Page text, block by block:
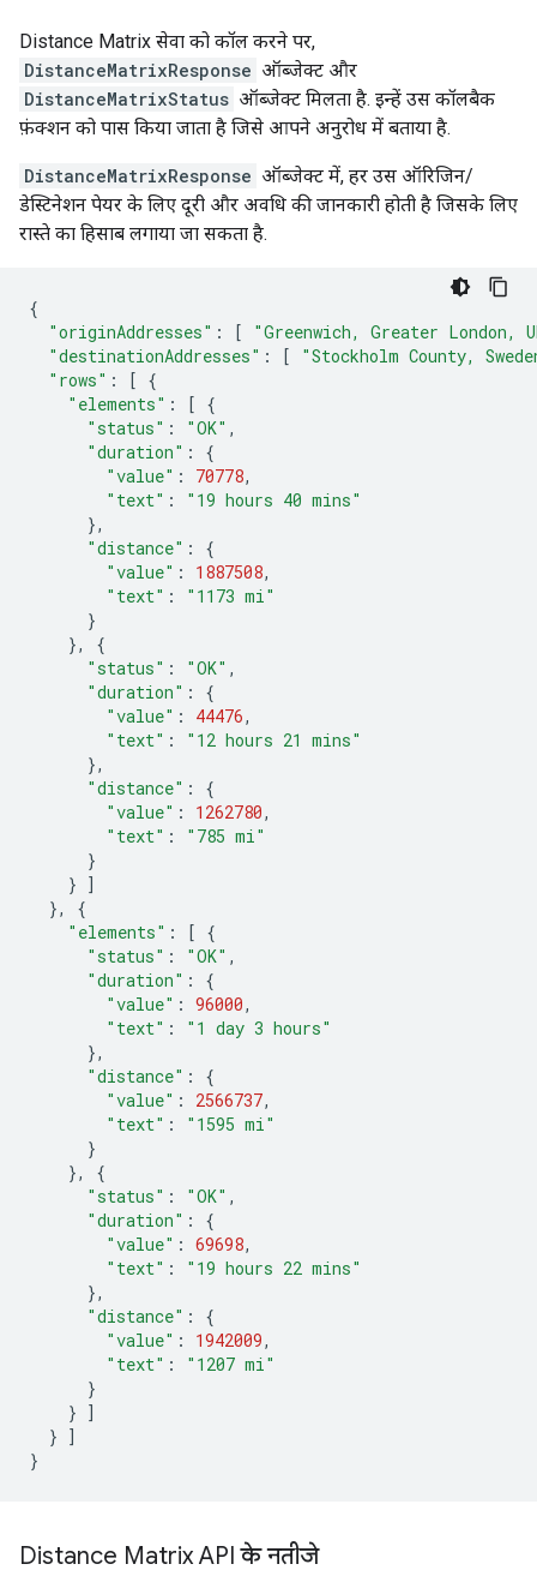
Distance Matrix सेवा को कॉल करने पर,
DistanceMatrixResponse ऑब्जेक्ट और
DistanceMatrixStatus ऑब्जेक्ट मिलता है. इन्हें उस कॉलबैक
फ़ंक्शन को पास किया जाता है जिसे आपने अनुरोध में बताया है.
DistanceMatrixResponse ऑब्जेक्ट में, हर उस ऑरिजिन/
डेस्टिनेशन पेयर के लिए दूरी और अवधि की जानकारी होती है जिसके लिए
रास्ते का हिसाब लगाया जा सकता है.
{
"originAddresses" : [
"Greenwich, Greater London,
"destinationAddresses" : [
"Stockholm County,
"rows" : [ {
"elements" : [ {
"status" : "OK" ,
"duration" :
{
"value" : 70778,
"text" :
"19 hours 40 mins"
},
"distance" :
{
"value" : 1887508,
"text" :
"1173 mi"
}
},
{
"status" : "OK" ,
"duration" :
{
"value" : 44476,
"text" :
"12 hours 21 mins"
},
"distance" :
{
"value" : 1262780,
"text" :
"785 mi"
}
} ]
},
{
"elements" : [ {
"status" : "OK" ,
"duration" :
{
"value" : 96000,
"text" :
"1 day 3 hours"
},
"distance" :
{
"value" : 2566737,
"text" :
"1595 mi"
}
},
{
"status" : "OK" ,
"duration" :
{
"value" : 69698,
"text" :
"19 hours 22 mins"
},
"distance" :
{
"value" : 1942009,
"text" :
"1207 mi"
}
} ]
} ]
}
Distance Matrix API के नतीजे